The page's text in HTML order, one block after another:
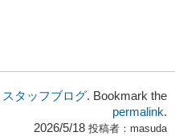
スタッフブログ. Bookmark the
permalink.
2026/5/18 投稿者： masuda